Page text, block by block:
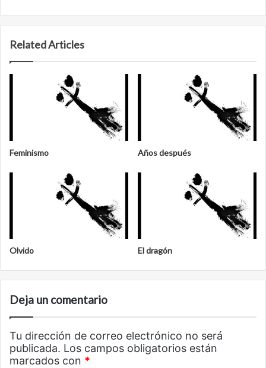
Related Articles
Feminismo Años después
Olvido El dragón
Deja un comentario
Tu dirección de correo electrónico no será
publicada. Los campos obligatorios están
marcados con *